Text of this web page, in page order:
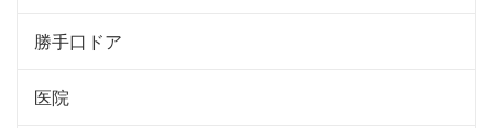
勝手口ドア
医院